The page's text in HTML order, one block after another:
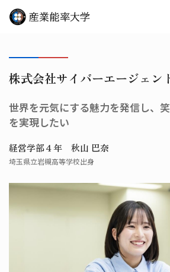
株式会社サイバーエージェン
世界を元気にする魅力を発信し、
を実現したい
経営学部４年 秋山 巴奈
埼玉県立岩槻高等学校出身